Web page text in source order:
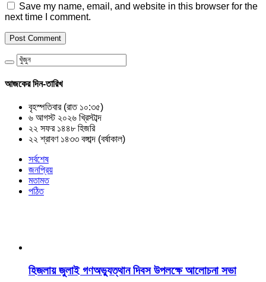
Save my name, email, and website in this browser for the
next time I comment.
আজকের দিন-তারিখ
বৃহস্পতিবার (রাত ১০:৩৫)
৬ আগস্ট ২০২৬ খ্রিস্টাব্দ
২২ সফর ১৪৪৮ হিজরি
২২ শ্রাবণ ১৪৩৩ বঙ্গাব্দ (বর্ষাকাল)
সর্বশেষ
জনপ্রিয়
মতামত
পঠিত
হিজলায় জুলাই গণঅভ্যুত্থান দিবস উপলক্ষে আলোচনা সভা